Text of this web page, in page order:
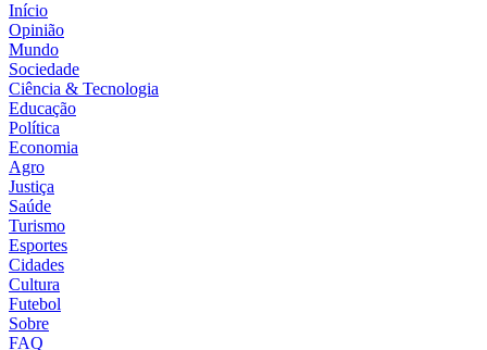
Início
Opinião
Mundo
Sociedade
Ciência & Tecnologia
Educação
Política
Economia
Agro
Justiça
Saúde
Turismo
Esportes
Cidades
Cultura
Futebol
Sobre
FAQ